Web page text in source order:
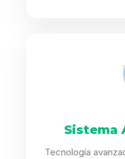
Sistema
Tecnología